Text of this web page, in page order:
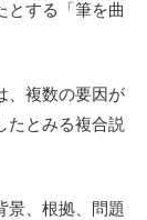
とする「筆を曲
、複数の要因が
たとみる複合説
景、根拠、問題